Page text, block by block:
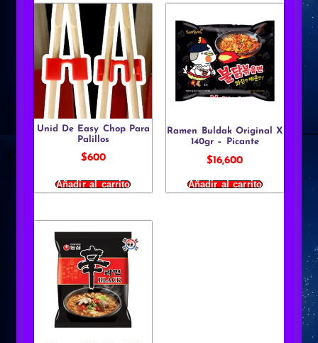
Unid De Easy Chop Para
Palillos
$600
Añadir al carrito
Ramen Buldak Original X
140gr – Picante
$16,600
Añadir al carrito